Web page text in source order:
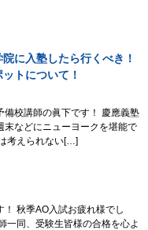
に入塾したら行くべき！
トについて！
備校講師の眞下です！ 慶應義塾
末などにニューヨークを堪能で
考えられない[…]
秋季AO入試お疲れ様でし
一同、受験生皆様の合格を心よ